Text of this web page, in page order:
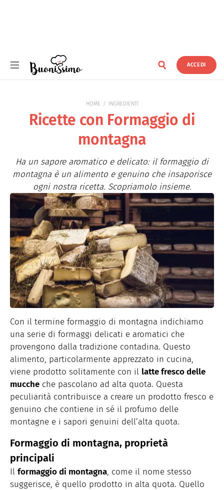
ACCEDI
HOME INGREDIENTI
Ricette con Formaggio di
montagna
Ha un sapore aromatico e delicato: il formaggio di
montagna è un alimento e genuino che insaporisce
ogni nostra ricetta. Scopriamolo insieme.
Con il termine formaggio di montagna indichiamo
una serie di formaggi delicati e aromatici che
provengono dalla tradizione contadina. Questo
alimento, particolarmente apprezzato in cucina,
viene prodotto solitamente con il latte fresco delle
mucche che pascolano ad alta quota. Questa
peculiarità contribuisce a creare un prodotto fresco e
genuino che contiene in sé il profumo delle
montagne e i sapori genuini dell’alta quota.
Formaggio di montagna, proprietà
principali
Il formaggio di montagna, come il nome stesso
suggerisce, è quello prodotto in alta quota. Quello